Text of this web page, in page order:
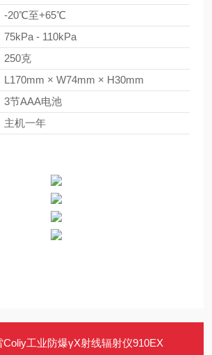
-20℃至+65℃
75kPa - 110kPa
250克
L170mm × W74mm × H30mm
3节AAA电池
主机一年
Coliy工业防爆γX射线辐射仪910EX